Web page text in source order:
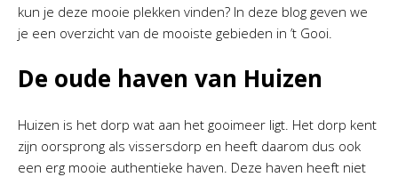
kun je deze mooie plekken vinden? In deze blog geven we
je een overzicht van de mooiste gebieden in ’t Gooi.
De oude haven van Huizen
Huizen is het dorp wat aan het gooimeer ligt. Het dorp kent
zijn oorsprong als vissersdorp en heeft daarom dus ook
een erg mooie authentieke haven. Deze haven heeft niet